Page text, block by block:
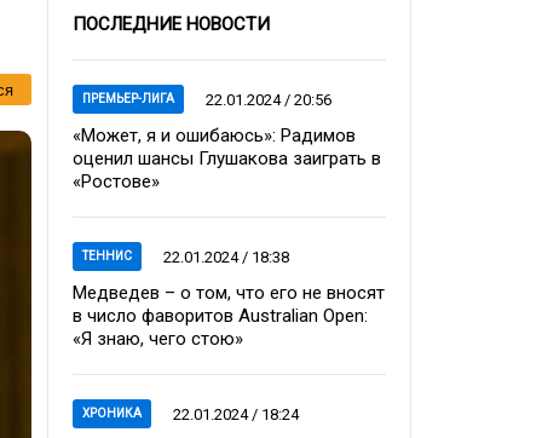
ПОСЛЕДНИЕ НОВОСТИ
ПРЕМЬЕР-ЛИГА 22.01.2024 / 20:56
«Может, я и ошибаюсь»: Радимов
оценил шансы Глушакова заиграть в
«Ростове»
ТЕННИС 22.01.2024 / 18:38
Медведев – о том, что его не вносят
в число фаворитов Australian Open:
«Я знаю, чего стою»
ХРОНИКА 22.01.2024 / 18:24